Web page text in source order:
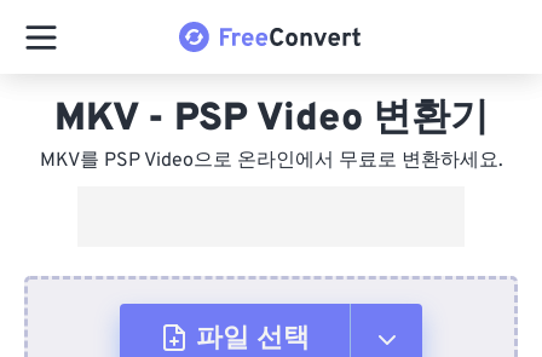
MKV - PSP Video 변환기
MKV를 PSP Video으로 온라인에서 무료로 변환하세요.
파일 선택